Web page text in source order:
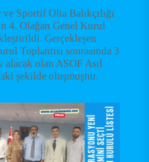
Sportif Olta Balıkçılığı
4. Olağan Genel Kurul
Gerçekleşen
Toplantısı sonrasında 3
alacak olan ASOF Asıl
şekilde oluşmuştur.